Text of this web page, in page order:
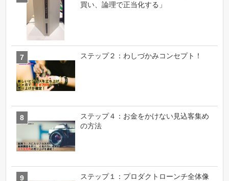
買い、論理で正当化する」
ステップ２：わしづかみコンセプト！
ステップ４：お金をかけない見込客集め
の方法
ステップ１：プロダクトローンチ全体像